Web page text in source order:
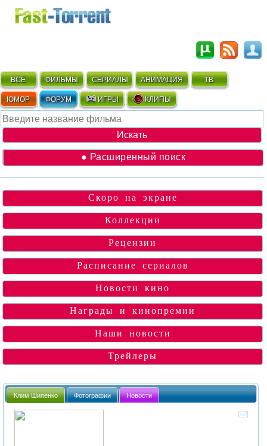
ВСЁ ФИЛЬМЫ СЕРИАЛЫ АНИМАЦИЯ ТВ
ЮМОР ФОРУМ ИГРЫ КЛИПЫ
● Расширенный поиск
Скоро на экране
Коллекции
Рецензии
Расписание сериалов
Новости кино
Награды и кинопремии
Наши новости
Трейлеры
Клим Шипенко Фотографии Новости